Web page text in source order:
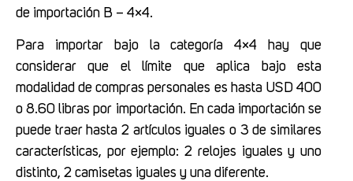
de importación B – 4×4.
Para importar bajo la categoría 4×4 hay que
considerar que el límite que aplica bajo esta
modalidad de compras personales es hasta USD 400
o 8.60 libras por importación. En cada importación se
puede traer hasta 2 artículos iguales o 3 de similares
características, por ejemplo: 2 relojes iguales y uno
distinto, 2 camisetas iguales y una diferente.